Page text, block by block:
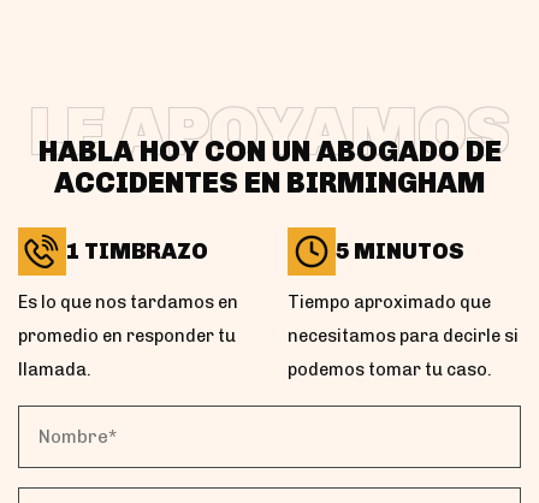
HABLA HOY CON UN ABOGADO DE
ACCIDENTES EN BIRMINGHAM
LE APOYAMOS
1 TIMBRAZO
Es lo que nos tardamos en
promedio en responder tu
llamada.
5 MINUTOS
Tiempo aproximado que
necesitamos para decirle si
podemos tomar tu caso.